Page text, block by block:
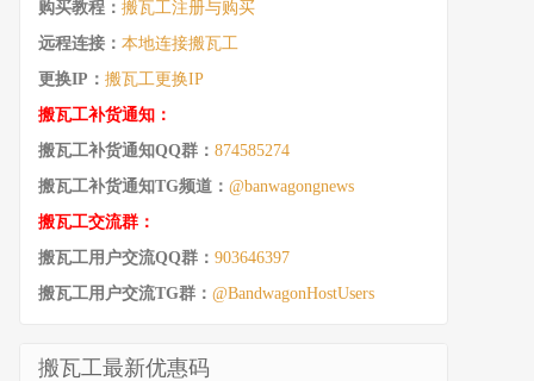
购买教程： 搬瓦工注册与购买
远程连接： 本地连接搬瓦工
更换IP： 搬瓦工更换IP
搬瓦工补货通知：
搬瓦工补货通知QQ群： 874585274
搬瓦工补货通知TG频道： @banwagongnews
搬瓦工交流群：
搬瓦工用户交流QQ群： 903646397
搬瓦工用户交流TG群： @BandwagonHostUsers
搬瓦工最新优惠码